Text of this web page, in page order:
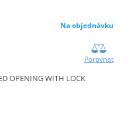
Na objednávku
Porovnat
OPENING WITH LOCK